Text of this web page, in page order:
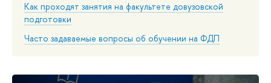
Как проходят занятия на факультете довузовской
подготовки
Часто задаваемые вопросы об обучении на ФДП